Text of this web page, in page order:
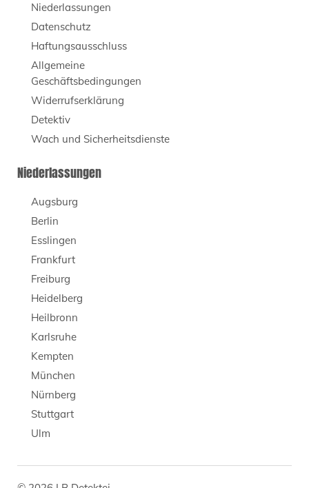
Niederlassungen
Datenschutz
Haftungsausschluss
Allgemeine
Geschäftsbedingungen
Widerrufserklärung
Detektiv
Wach und Sicherheitsdienste
Niederlassungen
Augsburg
Berlin
Esslingen
Frankfurt
Freiburg
Heidelberg
Heilbronn
Karlsruhe
Kempten
München
Nürnberg
Stuttgart
Ulm